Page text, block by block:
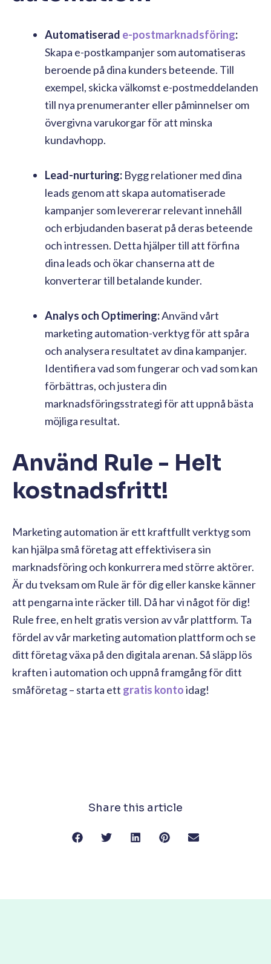
Automatiserad e-postmarknadsföring:
Skapa e-postkampanjer som automatiseras
beroende på dina kunders beteende. Till
exempel, skicka välkomst e-postmeddelanden
till nya prenumeranter eller påminnelser om
övergivna varukorgar för att minska
kundavhopp.
Lead-nurturing: Bygg relationer med dina
leads genom att skapa automatiserade
kampanjer som levererar relevant innehåll
och erbjudanden baserat på deras beteende
och intressen. Detta hjälper till att förfina
dina leads och ökar chanserna att de
konverterar till betalande kunder.
Analys och Optimering:Använd vårt
marketing automation-verktyg för att spåra
och analysera resultatet av dina kampanjer.
Identifiera vad som fungerar och vad som kan
förbättras, och justera din
marknadsföringsstrategi för att uppnå bästa
möjliga resultat.
Använd Rule - Helt
kostnadsfritt!
Marketing automation är ett kraftfullt verktyg som
kan hjälpa små företag att effektivisera sin
marknadsföring och konkurrera med större aktörer.
Är du tveksam om Rule är för dig eller kanske känner
att pengarna inte räcker till. Då har vi något för dig!
Rule free, en helt gratis version av vår plattform. Ta
fördel av vår marketing automation plattform och se
ditt företag växa på den digitala arenan. Så släpp lös
kraften i automation och uppnå framgång för ditt
småföretag – starta ett gratis kontoidag!
Share this article